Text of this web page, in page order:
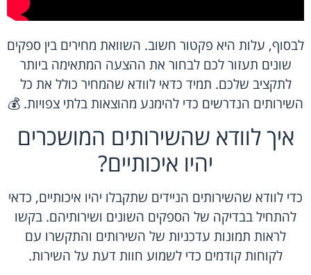
לבסוף, עלות היא פקטור חשוב. השוואת מחירים בין ספקים
שונים תעזור לכם לבחור את ההצעה המתאימה ביותר
לתקציב שלכם. תמיד כדאי לוודא שהמחיר כולל את כל
השירותים הנדרשים כדי להימנע מהוצאות בלתי צפויות. 💰
איך לוודא שהשירותים המושכרים
יהיו איכותיים?
כדי לוודא שהשירותים הניידים שתקבלו יהיו איכותיים, כדאי
להתחיל בבדיקה של הספקים השונים ושירותיהם. בקשו
לראות תמונות עדכניות של השירותים והתקשרו עם
לקוחות קודמים כדי לשמוע חוות דעת על השירות.